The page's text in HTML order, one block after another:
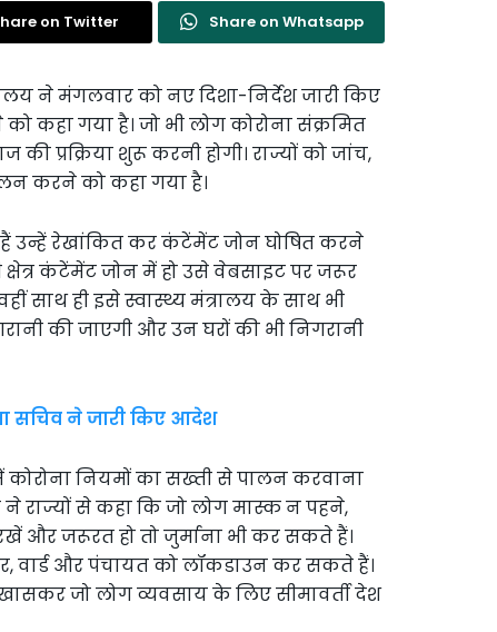
on Twitter Share on Whatsapp
ने मंगलवार को नए दिशा-निर्देश जारी किए
कहा गया है। जो भी लोग कोरोना संक्रमित
प्रक्रिया शुरू करनी होगी। राज्यों को जांच,
करने को कहा गया है।
उन्हें रेखांकित कर कंटेंमेंट जोन घोषित करने
क्षेत्र कंटेंमेंट जोन में हो उसे वेबसाइट पर जरूर
साथ ही इसे स्वास्थ्य मंत्रालय के साथ भी
की जाएगी और उन घरों की भी निगरानी
सचिव ने जारी किए आदेश
नियमों का सख्ती से पालन करवाना
ने राज्यों से कहा कि जो लोग मास्क न पहने,
और जरूरत हो तो जुर्माना भी कर सकते हैं।
और पंचायत को लॉकडाउन कर सकते हैं।
जो लोग व्यवसाय के लिए सीमावर्ती देश